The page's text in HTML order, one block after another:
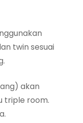
twin sesuai
akan
triple room.